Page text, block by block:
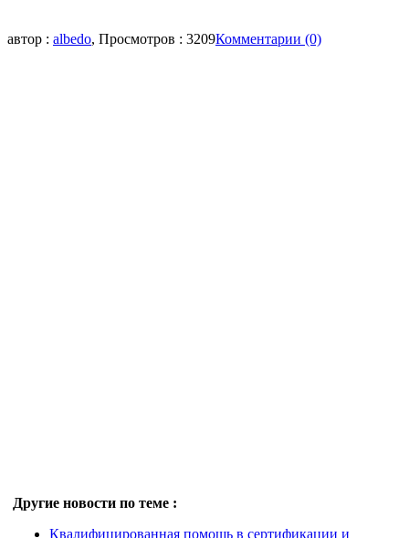
автор : albedo, Просмотров : 3209Комментарии (0)
Другие новости по теме :
Квалифицированная помощь в сертификации и